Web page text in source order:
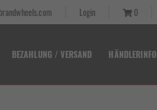
Login 0
BEZAHLUNG / VERSAND HÄNDLERINFO